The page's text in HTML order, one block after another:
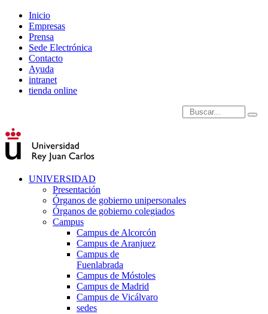
Inicio
Empresas
Prensa
Sede Electrónica
Contacto
Ayuda
intranet
tienda online
Introduce términos de
UNIVERSIDAD
Presentación
Órganos de gobierno unipersonales
Órganos de gobierno colegiados
Campus
Campus de Alcorcón
Campus de Aranjuez
Campus de
Fuenlabrada
Campus de Móstoles
Campus de Madrid
Campus de Vicálvaro
sedes